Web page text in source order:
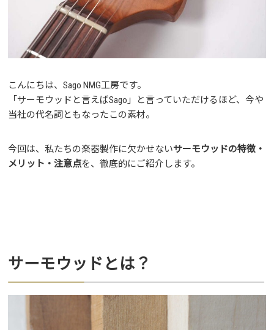
こんにちは、Sago NMG工房です。
「サーモウッドと言えばSago」と言っていただけるほど、今や
当社の代名詞ともなったこの素材。
今回は、私たちの楽器製作に欠かせないサーモウッドの特徴・
メリット・注意点を、徹底的にご紹介します。
サーモウッドとは？